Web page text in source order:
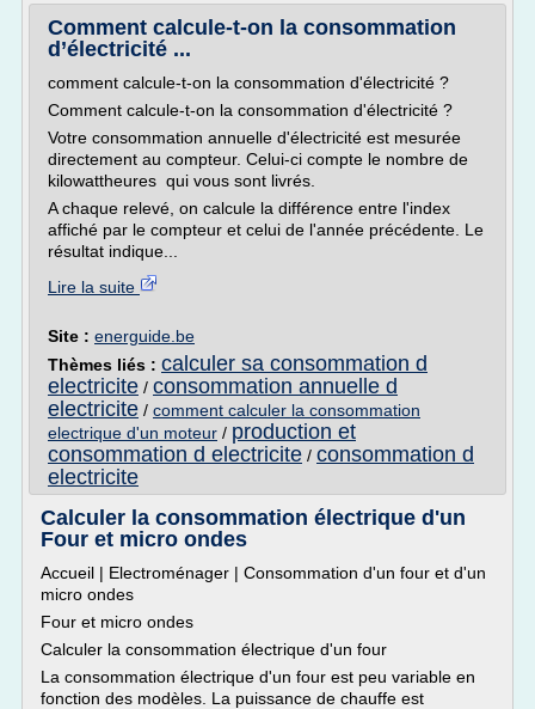
Comment calcule-t-on la consommation
d’électricité ...
comment calcule-t-on la consommation d'électricité ?
Comment calcule-t-on la consommation d'électricité ?
Votre consommation annuelle d'électricité est mesurée
directement au compteur. Celui-ci compte le nombre de
kilowattheures qui vous sont livrés.
A chaque relevé, on calcule la différence entre l'index
affiché par le compteur et celui de l'année précédente. Le
résultat indique...
Lire la suite
Site : energuide.be
Thèmes liés : calculer sa consommation d
electricite / consommation annuelle d
electricite / comment calculer la consommation
electrique d'un moteur / production et
consommation d electricite / consommation d
electricite
Calculer la consommation électrique d'un
Four et micro ondes
Accueil | Electroménager | Consommation d'un four et d'un
micro ondes
Four et micro ondes
Calculer la consommation électrique d'un four
La consommation électrique d'un four est peu variable en
fonction des modèles. La puissance de chauffe est